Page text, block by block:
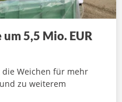
5,5 Mio. EUR
Weichen für mehr
zu weiterem